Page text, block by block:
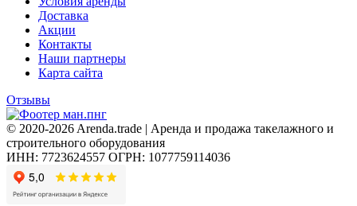
Доставка
Акции
Контакты
Наши партнеры
Карта сайта
Отзывы
© 2020-2026 Arenda.trade | Аренда и продажа такелажного и
строительного оборудования
ИНН: 7723624557 ОГРН: 1077759114036